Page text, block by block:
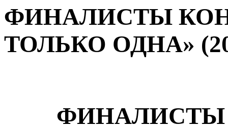
ФИНАЛИСТЫ
ТОЛЬКО ОДНА»
ФИНАЛИСТЫ